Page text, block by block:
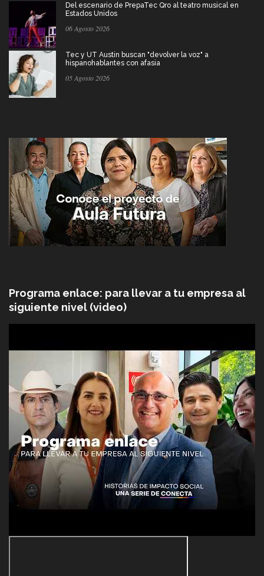
Del escenario de PrepaTec Qro al teatro musical en
Estados Unidos
06 Agosto 2026
Tec y UT Austin buscan "devolver la voz" a
hispanohablantes con afasia
05 Agosto 2026
Programa enlace: para llevar a tu empresa al
siguiente nivel (video)